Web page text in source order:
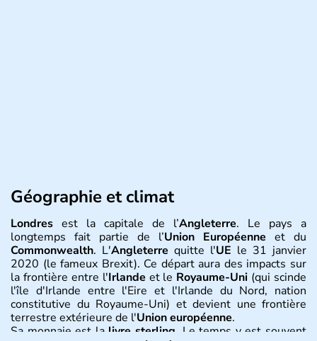
Géographie et climat
Londres est la capitale de l’Angleterre. Le pays a
longtemps fait partie de l’Union Européenne et du
Commonwealth. L'Angleterre quitte l'UE le 31 janvier
2020 (le fameux Brexit). Ce départ aura des impacts sur
la frontière entre l'Irlande et le Royaume-Uni (qui scinde
l'île d'Irlande entre l'Eire et l'Irlande du Nord, nation
constitutive du Royaume-Uni) et devient une frontière
terrestre extérieure de l'Union européenne.
Sa monnaie est lalivre sterling . Le temps y est souvent